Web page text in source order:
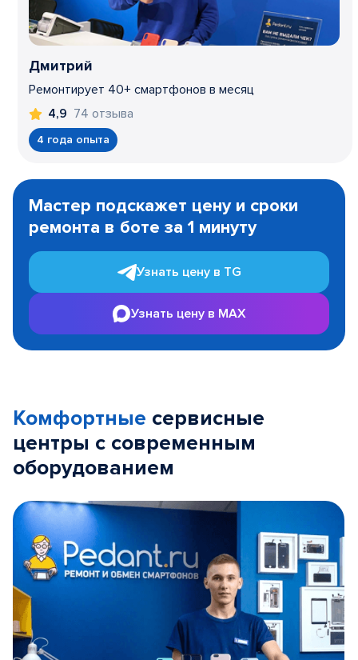
Дмитрий
Ремонтирует 40+ смартфонов в месяц
4,9 74 отзыва
4 года опыта
1
Мастер подскажет цену и сроки
ремонта в боте за 1 минуту
Узнать цену в TG
Узнать цену в MAX
Комфортные сервисные
центры с современным
оборудованием